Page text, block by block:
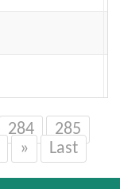
284
285
» Last